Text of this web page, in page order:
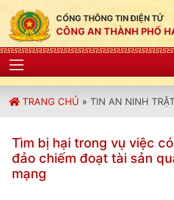
CỔNG THÔNG TIN ĐIỆN TỬ
CÔNG AN THÀNH PHỐ
TRANG CHỦ » TIN AN NINH
Tìm bị hại trong vụ việc
đảo chiếm đoạt tài sản
mạng